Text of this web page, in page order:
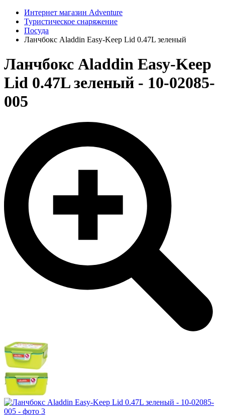
Интернет магазин Adventure
Туристическое снаряжение
Посуда
Ланчбокс Aladdin Easy-Keep Lid 0.47L зеленый
Ланчбокс Aladdin Easy-Keep
Lid 0.47L зеленый - 10-02085-
005